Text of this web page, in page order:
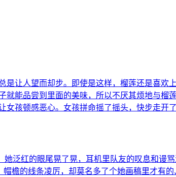
让人望而却步。即使是这样，榴莲还是喜欢
能品尝到里面的美味，所以不厌其烦地与榴
孩顿感恶心。女孩拼命摇了摇头，快步走开
泛红的眼尾晃了晃，耳机里队友的叹息和谩
檐的线条凌厉，却莫名多了个她画稿里才有